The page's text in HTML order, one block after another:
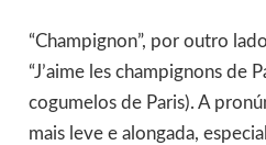
“Champignon”, por outro
“J’aime les champignons de
cogumelos de Paris). A
mais leve e alongada,